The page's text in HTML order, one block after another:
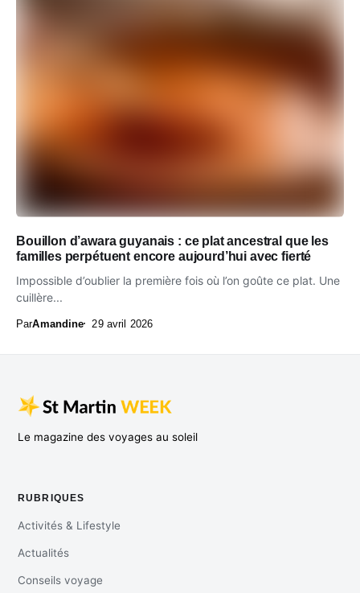
Bouillon d’awara guyanais : ce plat ancestral que les
familles perpétuent encore aujourd’hui avec fierté
Impossible d’oublier la première fois où l’on goûte ce plat. Une
cuillère...
ParAmandine 29 avril 2026
Le magazine des voyages au soleil
RUBRIQUES
Activités & Lifestyle
Actualités
Conseils voyage